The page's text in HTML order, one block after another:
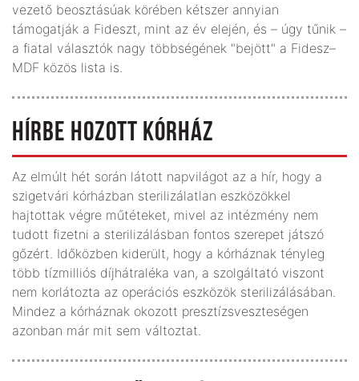
vezető beosztásúak körében kétszer annyian
támogatják a Fideszt, mint az év elején, és – úgy tűnik –
a fiatal választók nagy többségének "bejött" a Fidesz–
MDF közös lista is.
HÍRBE HOZOTT KÓRHÁZ
Az elmúlt hét során látott napvilágot az a hír, hogy a
szigetvári kórházban sterilizálatlan eszközökkel
hajtottak végre műtéteket, mivel az intézmény nem
tudott fizetni a sterilizálásban fontos szerepet játszó
gőzért. Időközben kiderült, hogy a kórháznak tényleg
több tízmilliós díjhátraléka van, a szolgáltató viszont
nem korlátozta az operációs eszközök sterilizálásában.
Mindez a kórháznak okozott presztízsveszteségen
azonban már mit sem változtat.